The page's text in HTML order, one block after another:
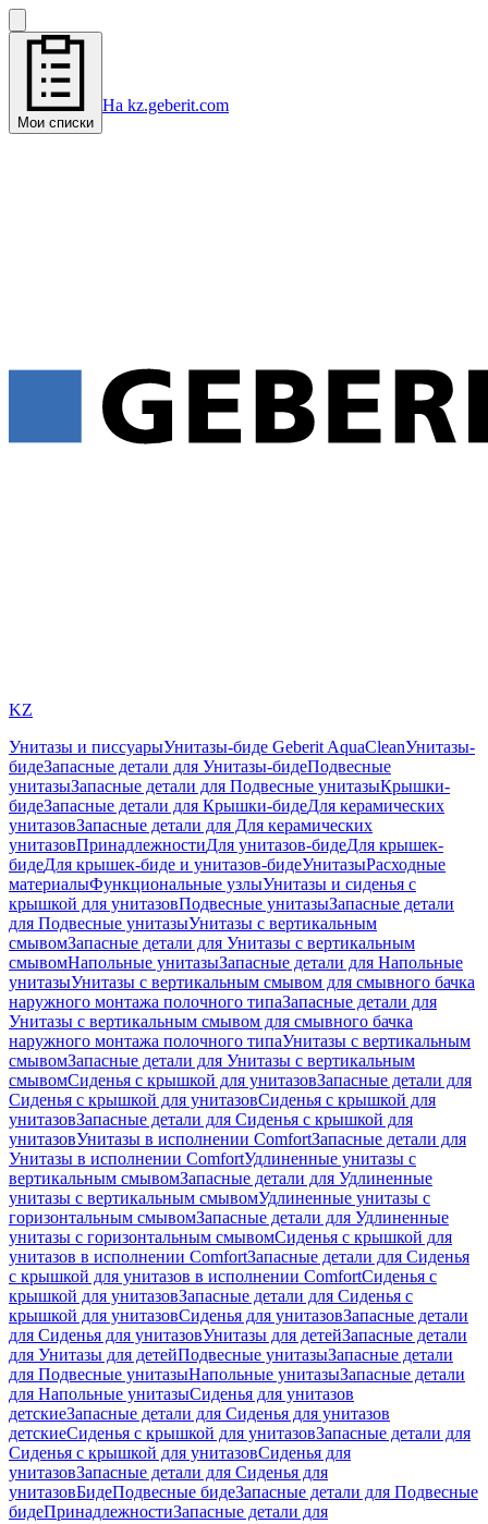
Мои списки
На kz.geberit.com
KZ
Унитазы и писсуарыУнитазы-биде Geberit AquaCleanУнитазы-
бидеЗапасные детали для Унитазы-бидеПодвесные
унитазыЗапасные детали для Подвесные унитазыКрышки-
бидеЗапасные детали для Крышки-бидеДля керамических
унитазовЗапасные детали для Для керамических
унитазовПринадлежностиДля унитазов-бидеДля крышек-
бидеДля крышек-биде и унитазов-бидеУнитазыРасходные
материалыФункциональные узлыУнитазы и сиденья с
крышкой для унитазовПодвесные унитазыЗапасные детали
для Подвесные унитазыУнитазы с вертикальным
смывомЗапасные детали для Унитазы с вертикальным
смывомНапольные унитазыЗапасные детали для Напольные
унитазыУнитазы с вертикальным смывом для смывного бачка
наружного монтажа полочного типаЗапасные детали для
Унитазы с вертикальным смывом для смывного бачка
наружного монтажа полочного типаУнитазы с вертикальным
смывомЗапасные детали для Унитазы с вертикальным
смывомСиденья с крышкой для унитазовЗапасные детали для
Сиденья с крышкой для унитазовСиденья с крышкой для
унитазовЗапасные детали для Сиденья с крышкой для
унитазовУнитазы в исполнении ComfortЗапасные детали для
Унитазы в исполнении ComfortУдлиненные унитазы с
вертикальным смывомЗапасные детали для Удлиненные
унитазы с вертикальным смывомУдлиненные унитазы с
горизонтальным смывомЗапасные детали для Удлиненные
унитазы с горизонтальным смывомСиденья с крышкой для
унитазов в исполнении ComfortЗапасные детали для Сиденья
с крышкой для унитазов в исполнении ComfortСиденья с
крышкой для унитазовЗапасные детали для Сиденья с
крышкой для унитазовСиденья для унитазовЗапасные детали
для Сиденья для унитазовУнитазы для детейЗапасные детали
для Унитазы для детейПодвесные унитазыЗапасные детали
для Подвесные унитазыНапольные унитазыЗапасные детали
для Напольные унитазыСиденья для унитазов
детскиеЗапасные детали для Сиденья для унитазов
детскиеСиденья с крышкой для унитазовЗапасные детали для
Сиденья с крышкой для унитазовСиденья для
унитазовЗапасные детали для Сиденья для
унитазовБидеПодвесные бидеЗапасные детали для Подвесные
бидеПринадлежностиЗапасные детали для